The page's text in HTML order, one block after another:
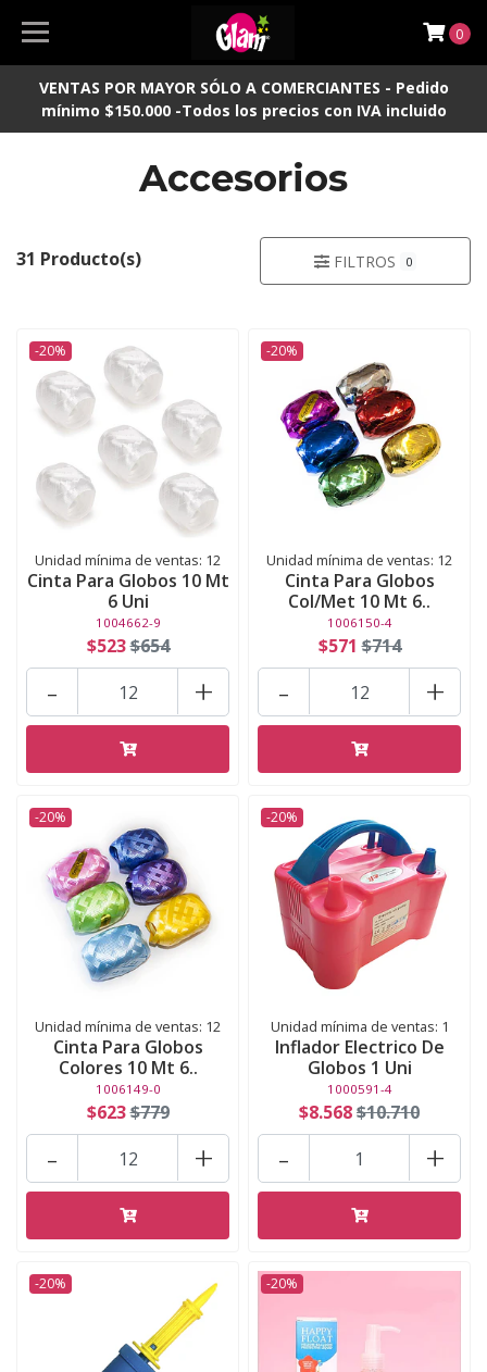
VENTAS POR MAYOR SÓLO A COMERCIANTES - Pedido
mínimo $150.000 -Todos los precios con IVA incluido
0
Accesorios
31 Producto(s) FILTROS 0
-20%
Unidad mínima de ventas: 12
Cinta Para Globos 10 Mt
6 Uni
1004662-9
$523$654
+
-
-20%
Unidad mínima de ventas: 12
Cinta Para Globos
Col/Met 10 Mt 6..
1006150-4
$571 $714
+
-
-20%
Unidad mínima de ventas: 12
Cinta Para Globos
Colores 10 Mt 6..
1006149-0
$623$779
+
-
-20%
Unidad mínima de ventas: 1
Inflador Electrico De
Globos 1 Uni
1000591-4
$8.568$10.710
+
-
-20% -20%